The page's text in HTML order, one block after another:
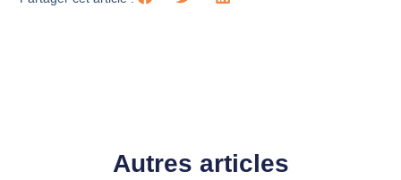
Autres articles